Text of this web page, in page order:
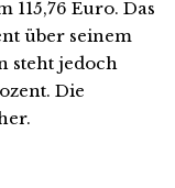
Euro. Das
über seinem
steht jedoch
Die